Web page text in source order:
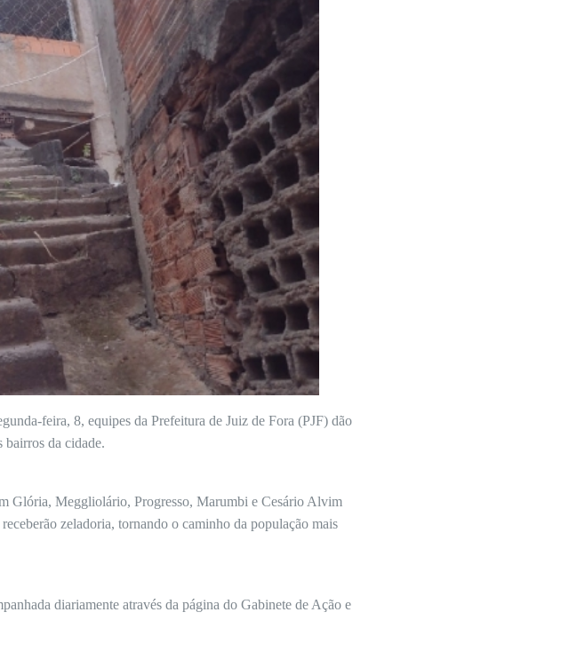
feira, 8, equipes da Prefeitura de Juiz de Fora (PJF) dão
bairros da cidade.
Glória, Meggliolário, Progresso, Marumbi e Cesário Alvim
zeladoria, tornando o caminho da população mais
diariamente através da página do Gabinete de Ação e